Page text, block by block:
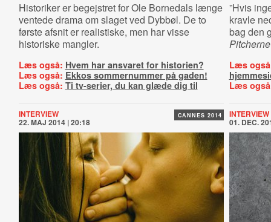
Historiker er begejstret for Ole Bornedals længe
ventede drama om slaget ved Dybbøl. De to
første afsnit er realistiske, men har visse
historiske mangler.
Læs også: Hvem har ansvaret for historien?
Læs også: Ekkos sommernummer på gaden!
Læs også: Ti tv-serier, du kan glæde dig til
”Hvis
kravle
bag den
Pitcherne
Læs
Læs
CANNES 2014
INTERVIEW
22. MAJ 2014 | 20:18
INTERVIEW
01. DEC.